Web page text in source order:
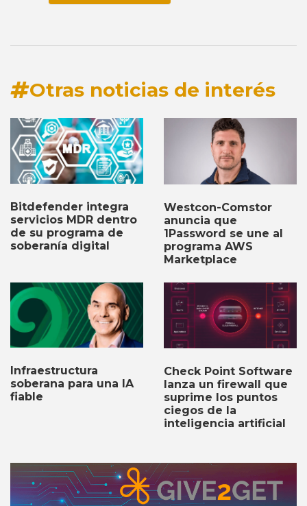
Otras noticias de interés
Bitdefender integra
servicios MDR dentro
de su programa de
soberanía digital
Westcon-Comstor
anuncia que
1Password se une al
programa AWS
Marketplace
Infraestructura
soberana para una IA
fiable
Check Point Software
lanza un firewall que
suprime los puntos
ciegos de la
inteligencia artificial